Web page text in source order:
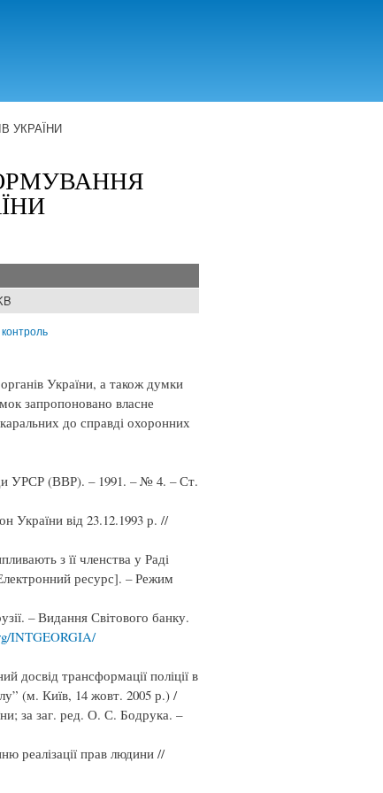
УКРАЇНИ
контроль
України, а також думки
запропоновано власне
до справді охоронних
УРСР (ВВР). – 1991. – № 4. – Ст.
України від 23.12.1993 р. //
з її членства у Раді
ресурс]. – Режим
– Видання Світового банку.
INTGEORGIA/
досвід трансформації поліції в
(м. Київ, 14 жовт. 2005 р.) /
за заг. ред. О. С. Бодрука. –
реалізації прав людини //